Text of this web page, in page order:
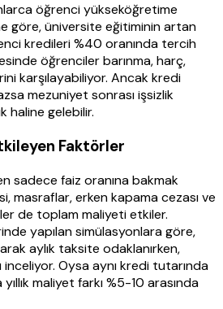
öğrenci yükseköğretime
göre, üniversite eğitiminin artan
kredileri %40 oranında tercih
öğrenciler barınma, harç,
karşılayabiliyor. Ancak kredi
mezuniyet sonrası işsizlik
haline gelebilir.
Faktörler
sadece faiz oranına bakmak
masraflar, erken kapama cezası ve
de toplam maliyeti etkiler.
yapılan simülasyonlara göre,
aylık taksite odaklanırken,
inceliyor. Oysa aynı kredi tutarında
yıllık maliyet farkı %5-10 arasında